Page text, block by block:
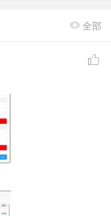
 全部
